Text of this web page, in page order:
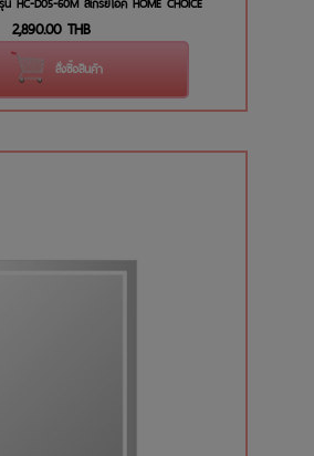
2,890.00 THB
สั่งซื้อสินค้า